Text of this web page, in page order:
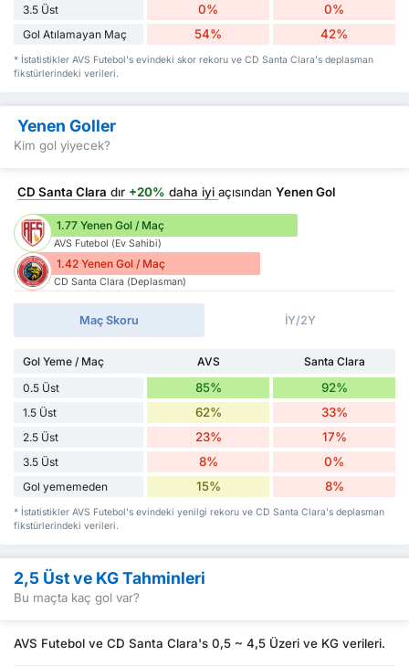
3.5 Üst 0% 0%
Gol Atılamayan Maç 54% 42%
* İstatistikler AVS Futebol's evindeki skor rekoru ve CD Santa Clara's deplasman
fikstürlerindeki verileri.
Yenen Goller
Kim gol yiyecek?
CD Santa Clara dır +20% daha iyi açısından Yenen Gol
1.77 Yenen Gol / Maç
AVS Futebol (Ev Sahibi)
1.42 Yenen Gol / Maç
CD Santa Clara (Deplasman)
Maç Skoru İY/2Y
Gol Yeme / Maç AVS
Santa Clara
0.5 Üst
85% 92%
1.5 Üst 62% 33%
2.5 Üst 23% 17%
3.5 Üst 8% 0%
Gol yememeden 15% 8%
* İstatistikler AVS Futebol's evindeki yenilgi rekoru ve CD Santa Clara's deplasman
fikstürlerindeki verileri.
2,5 Üst ve KG Tahminleri
Bu maçta kaç gol var?
AVS Futebol ve CD Santa Clara's 0,5 ~ 4,5 Üzeri ve KG verileri.